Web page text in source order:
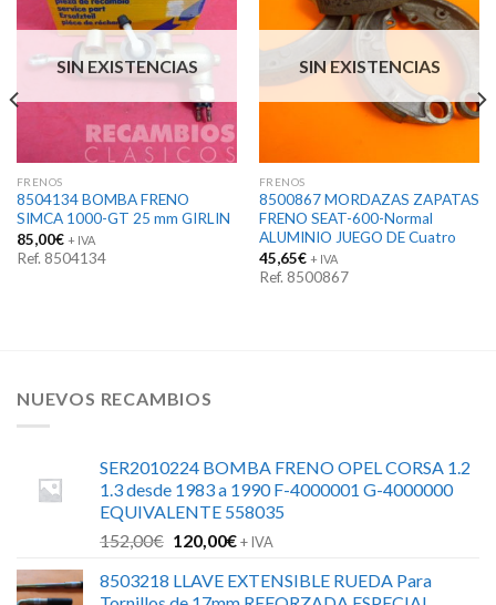
SIN EXISTENCIAS
FRENOS
8504134 BOMBA FRENO
SIMCA 1000-GT 25 mm GIRLIN
85,00€ + IVA
Ref. 8504134
SIN EXISTENCIAS
FRENOS
8500867 MORDAZAS ZAPATAS
FRENO SEAT-600-Normal
ALUMINIO JUEGO DE Cuatro
45,65€ + IVA
Ref. 8500867
NUEVOS RECAMBIOS
SER2010224 BOMBA FRENO OPEL CORSA 1.2
1.3 desde 1983 a 1990 F-4000001 G-4000000
EQUIVALENTE 558035
152,00€ El
original
120,00€El
actual
+ IVA
8503218 LLAVE EXTENSIBLE RUEDA Para